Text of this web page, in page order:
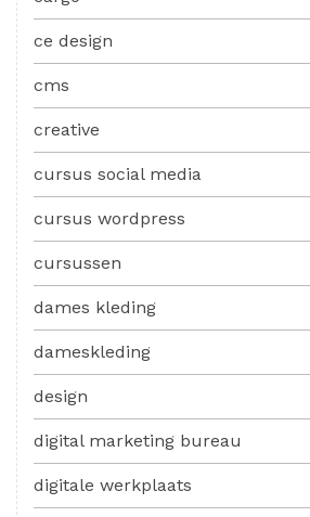
ce design
cms
creative
cursus social media
cursus wordpress
cursussen
dames kleding
dameskleding
design
digital marketing bureau
digitale werkplaats